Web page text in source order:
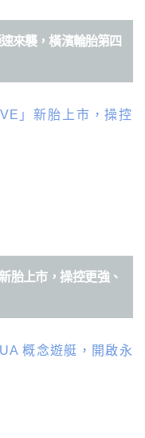
來襲，橫濱輪胎第四
胎上市，操控更強、